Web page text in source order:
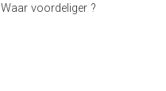
Waar voordeliger ?